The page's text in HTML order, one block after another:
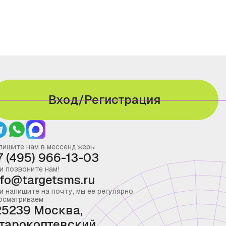
Вход/Регистрация
нам в мессенджеры
(495) 966-13-03
позвоните нам!
напишите на почту, мы ее регулярно
Москва,